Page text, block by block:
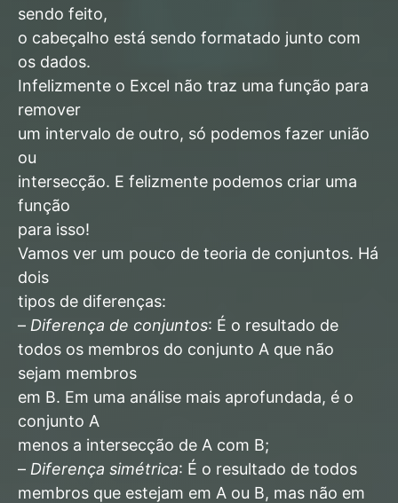
sendo feito,
o cabeçalho está sendo formatado junto com
os dados.
Infelizmente o Excel não traz uma função para
remover
um intervalo de outro, só podemos fazer união
ou
intersecção. E felizmente podemos criar uma
função
para isso!
Vamos ver um pouco de teoria de conjuntos. Há
dois
tipos de diferenças:
– Diferença de conjuntos: É o resultado de
todos os membros do conjunto A que não
sejam membros
em B. Em uma análise mais aprofundada, é o
conjunto A
menos a intersecção de A com B;
– Diferença simétrica: É o resultado de todos
membros que estejam em A ou B, mas não em